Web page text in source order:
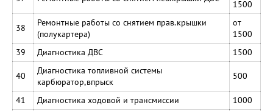
1500
38
Ремонтные работы со снятием прав.крышки
(полукартера)
от
1500
39
Диагностика ДВС 1500
40
Диагностика топливной системы
карбюратор,впрыск
500
41 Диагностика ходовой и трансмиссии
1000